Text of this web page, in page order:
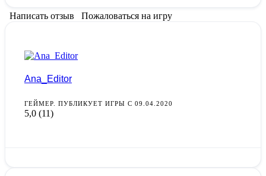
Написать отзыв Пожаловаться на игру
Ana_Editor
ГЕЙМЕР. ПУБЛИКУЕТ ИГРЫ С 09.04.2020
5,0 (11)